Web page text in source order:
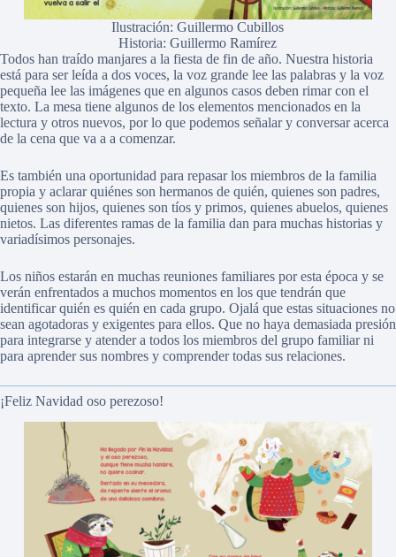
Ilustración: Guillermo Cubillos
Historia: Guillermo Ramírez
Todos han traído manjares a la fiesta de fin de año. Nuestra historia
está para ser leída a dos voces, la voz grande lee las palabras y la voz
pequeña lee las imágenes que en algunos casos deben rimar con el
texto. La mesa tiene algunos de los elementos mencionados en la
lectura y otros nuevos, por lo que podemos señalar y conversar acerca
de la cena que va a a comenzar.
Es también una oportunidad para repasar los miembros de la familia
propia y aclarar quiénes son hermanos de quién, quienes son padres,
quienes son hijos, quienes son tíos y primos, quienes abuelos, quienes
nietos. Las diferentes ramas de la familia dan para muchas historias y
variadísimos personajes.
Los niños estarán en muchas reuniones familiares por esta época y se
verán enfrentados a muchos momentos en los que tendrán que
identificar quién es quién en cada grupo. Ojalá que estas situaciones no
sean agotadoras y exigentes para ellos. Que no haya demasiada presión
para integrarse y atender a todos los miembros del grupo familiar ni
para aprender sus nombres y comprender todas sus relaciones.
¡Feliz Navidad oso perezoso!